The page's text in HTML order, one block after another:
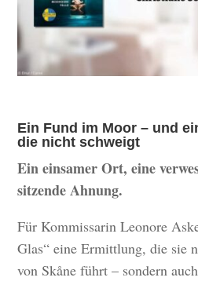
Ein Fund im Moor – und
die nicht schweigt
Ein einsamer Ort, eine
sitzende Ahnung.
Für Kommissarin Leonore
Glas“ eine Ermittlung, die sie
von Skåne führt – sondern